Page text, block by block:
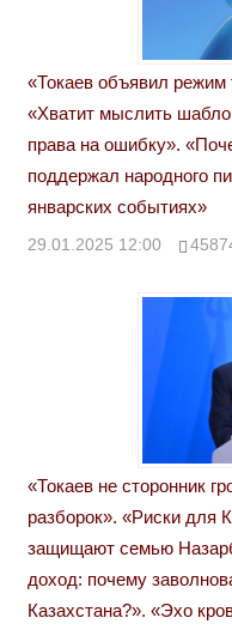
«Токаев объявил режим
«Хватит мыслить
права на ошибку».
поддержал народного
январских событиях»
29.01.2025 12:00
«Токаев не сторонник
разборок». «Риски для
защищают семью
доход: почему
Казахстана?». «Эхо